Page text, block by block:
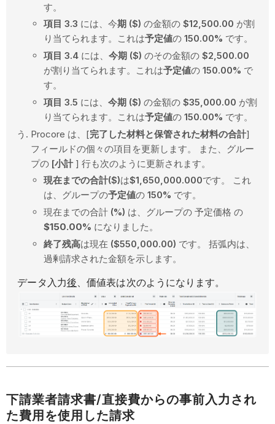
す。
項目 3.3 には、今期 ($) の金額の$12,500.00 が割
り当てられます。これは予定値の150.00% です。
項目 3.4 には、今期 ($) のその金額の$2,500.00
が割り当てられます。これは予定値の150.00% で
す。
項目 3.5 には、今期 ($) の金額の$35,000.00 が割
り当てられます。これは予定値の150.00% です。
Procore は、[完了した材料と保管された材料の合計]
フィールドの個々の項目を更新します。 また、グルー
プの [小計] 行も次のように更新されます。
現在までの合計($)は$1,650,000.000です。 これ
は、グループの予定値の150% です。
現在までの合計 (%) は、グループの 予定価格 の
$150.00% になりました。
終了残高は現在 ($550,000.00) です。 括弧内は、
過剰請求された金額を示します。
データ入力後、価値表は次のようになります。
下請業者請求書/直接費からの事前入力され
た費用を使用した請求